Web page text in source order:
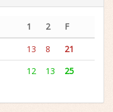
1 2
F
13 8
21
12 13 25